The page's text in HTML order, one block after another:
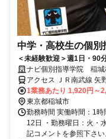
中学・高校生の個別
＜未経験歓迎＞週1日・90
るお仕事！
ナビ個別指導学院 稲城
アクセス ＪＲ南武線 矢
口徒歩約12分、京王相
11分
1業務あたり 1,920円～
東京都稲城市
勤務時間 実働時間：1
12日 ・勤務曜日：火・
記コメントを参照下さ